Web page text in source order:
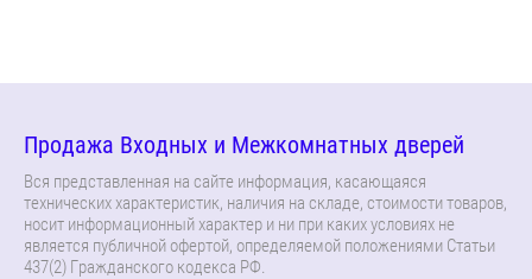
Продажа Входных и Межкомнатных дверей
Вся представленная на сайте информация, касающаяся
технических характеристик, наличия на складе, стоимости товаров,
носит информационный характер и ни при каких условиях не
является публичной офертой, определяемой положениями Статьи
437(2) Гражданского кодекса РФ.